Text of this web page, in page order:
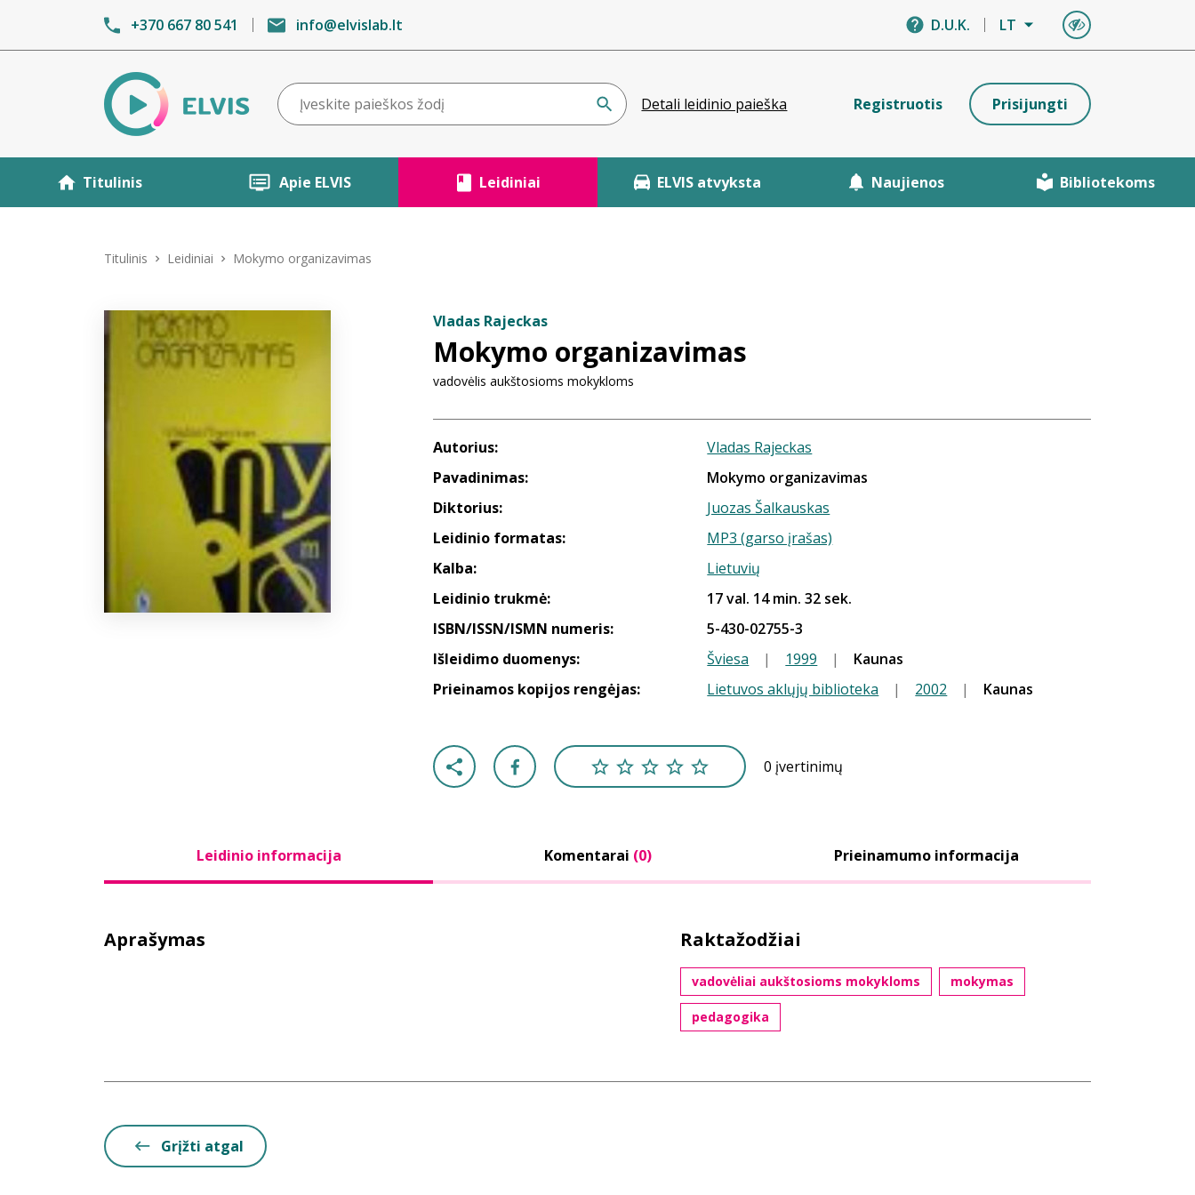
+370 667 80 541 info@elvislab.lt D.U.K. LT
Detali leidinio paieška Registruotis Prisijungti
Titulinis Apie ELVIS Leidiniai ELVIS atvyksta Naujienos Bibliotekoms
Titulinis Leidiniai Mokymo organizavimas
Vladas Rajeckas
Mokymo organizavimas
vadovėlis aukštosioms mokykloms
Autorius:
Vladas Rajeckas
Pavadinimas:
Mokymo organizavimas
Diktorius:
Juozas Šalkauskas
Leidinio formatas:
MP3 (garso įrašas)
Kalba:
Lietuvių
Leidinio trukmė:
17 val. 14 min. 32 sek.
ISBN/ISSN/ISMN numeris:
5-430-02755-3
Išleidimo duomenys:
Šviesa | 1999 |
Kaunas
Prieinamos kopijos rengėjas:
Lietuvos aklųjų biblioteka | 2002 | Kaunas
0 įvertinimų
Leidinio informacija Komentarai (0) Prieinamumo informacija
Aprašymas Raktažodžiai
vadovėliai aukštosioms mokykloms mokymas
pedagogika
Grįžti atgal